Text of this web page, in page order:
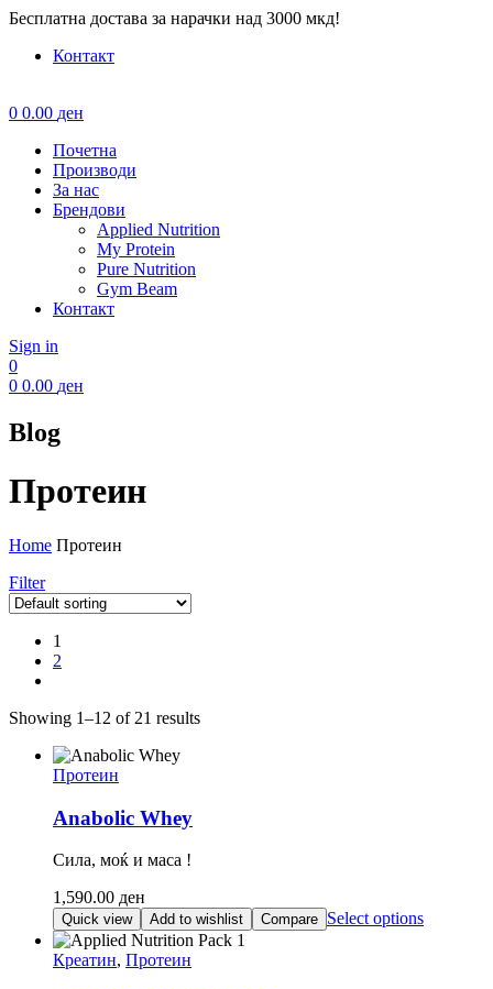
Бесплатна достава за нарачки над 3000 мкд!
Контакт
0 0.00 ден
Почетна
Производи
За нас
Брендови
Applied Nutrition
My Protein
Pure Nutrition
Gym Beam
Контакт
Sign in
0
0 0.00 ден
Blog
Протеин
Home Протеин
Filter
1
2
Showing 1–12 of 21 results
Протеин
Anabolic Whey
Сила, моќ и маса !
1,590.00 ден
Quick view Add to wishlist Compare Select optionsThis
Креатин, Протеин